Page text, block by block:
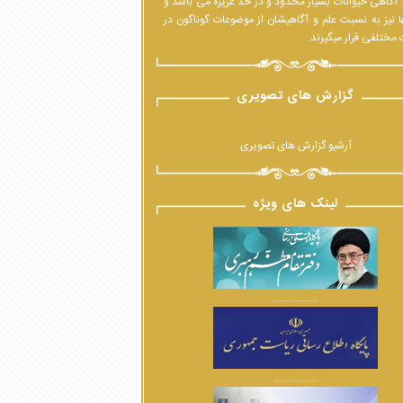
نیز به نسبت علم و آگاهیشان از موضوعات گوناگون در
قرار میگیرند.
گزارش های تصویری
آرشیو گزارش های تصویری
لینک های ویژه
................
................